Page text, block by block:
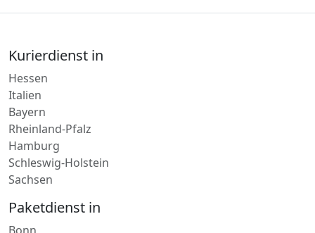
Italien
Bayern
Rheinland-Pfalz
Hamburg
Schleswig-Holstein
Sachsen
Paketdienst in
Regensburg